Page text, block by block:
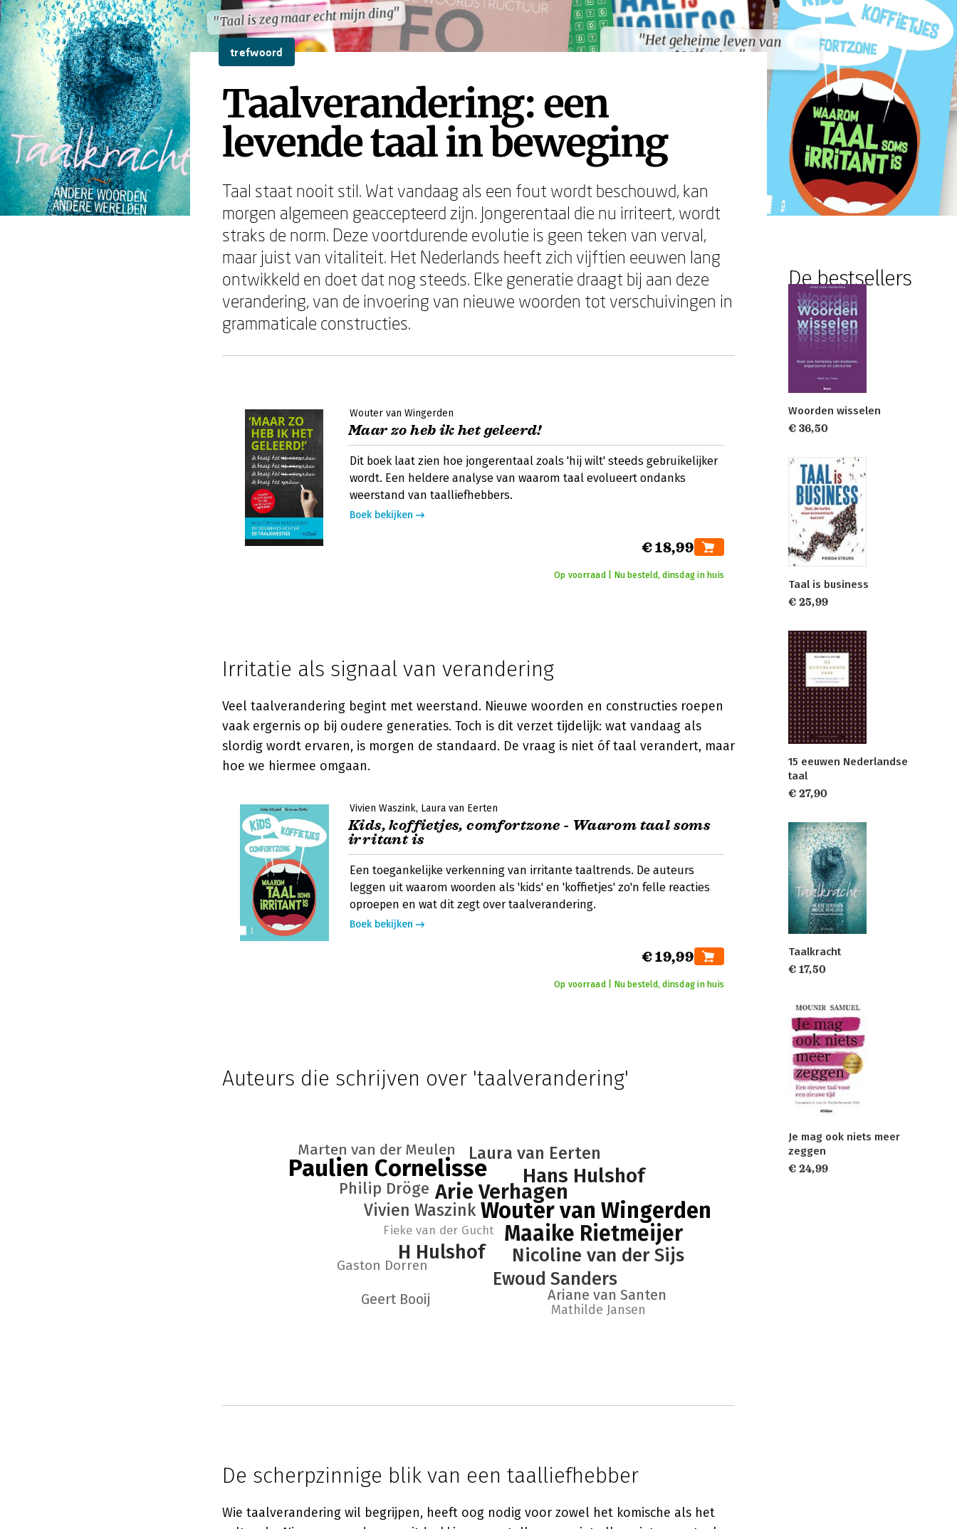
"Taal is zeg maar echt mijn ding"
"Het geheime leven van
taalfouten"
"Taal is zeg maar echt mijn ding"
"Het geheime leven van
taalfouten"
trefwoord
Taalverandering: een
levende taal in beweging
Taal staat nooit stil. Wat vandaag als een fout wordt beschouwd, kan
morgen algemeen geaccepteerd zijn. Jongerentaal die nu irriteert, wordt
straks de norm. Deze voortdurende evolutie is geen teken van verval,
maar juist van vitaliteit. Het Nederlands heeft zich vijftien eeuwen lang
ontwikkeld en doet dat nog steeds. Elke generatie draagt bij aan deze
verandering, van de invoering van nieuwe woorden tot verschuivingen in
grammaticale constructies.
Wouter van Wingerden
Maar zo heb ik het geleerd!
Dit boek laat zien hoe jongerentaal zoals 'hij wilt' steeds gebruikelijker
wordt. Een heldere analyse van waarom taal evolueert ondanks
weerstand van taalliefhebbers.
Boek bekijken
€ 18,99
Op voorraad | Nu besteld, dinsdag in huis
Irritatie als signaal van verandering
Veel taalverandering begint met weerstand. Nieuwe woorden en constructies roepen
vaak ergernis op bij oudere generaties. Toch is dit verzet tijdelijk: wat vandaag als
slordig wordt ervaren, is morgen de standaard. De vraag is niet óf taal verandert, maar
hoe we hiermee omgaan.
Vivien Waszink Laura van Eerten
Kids, koffietjes, comfortzone - Waarom taal soms
irritant is
Een toegankelijke verkenning van irritante taaltrends. De auteurs
leggen uit waarom woorden als 'kids' en 'koffietjes' zo'n felle reacties
oproepen en wat dit zegt over taalverandering.
Boek bekijken
€ 19,99
Op voorraad | Nu besteld, dinsdag in huis
Auteurs die schrijven over 'taalverandering'
Paulien Cornelisse
Wouter van Wingerden
Maaike Rietmeijer
Arie Verhagen
Hans Hulshof
H Hulshof Nicoline van der Sijs
Ewoud Sanders
Laura van Eerten
Vivien Waszink
Philip Dröge
Marten van der Meulen
Ariane van Santen
Geert Booij
Gaston Dorren
Mathilde Jansen
Fieke van der Gucht
De scherpzinnige blik van een taalliefhebber
Wie taalverandering wil begrijpen, heeft oog nodig voor zowel het komische als het
De bestsellers
Woorden wisselen
€ 36,50
Taal is business
€ 25,99
15 eeuwen Nederlandse
taal
€ 27,90
Taalkracht
€ 17,50
Je mag ook niets meer
zeggen
€ 24,99